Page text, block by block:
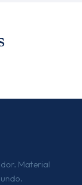
Material